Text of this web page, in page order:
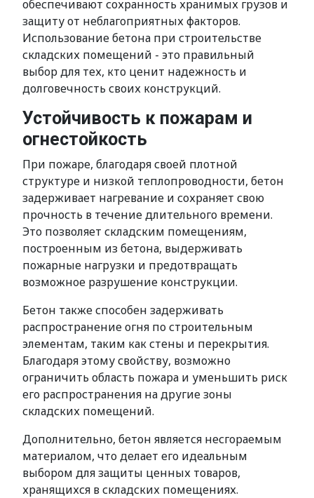
обеспечивают сохранность хранимых грузов и
защиту от неблагоприятных факторов.
Использование бетона при строительстве
складских помещений - это правильный
выбор для тех, кто ценит надежность и
долговечность своих конструкций.
Устойчивость к пожарам и
огнестойкость
При пожаре, благодаря своей плотной
структуре и низкой теплопроводности, бетон
задерживает нагревание и сохраняет свою
прочность в течение длительного времени.
Это позволяет складским помещениям,
построенным из бетона, выдерживать
пожарные нагрузки и предотвращать
возможное разрушение конструкции.
Бетон также способен задерживать
распространение огня по строительным
элементам, таким как стены и перекрытия.
Благодаря этому свойству, возможно
ограничить область пожара и уменьшить риск
его распространения на другие зоны
складских помещений.
Дополнительно, бетон является несгораемым
материалом, что делает его идеальным
выбором для защиты ценных товаров,
хранящихся в складских помещениях.